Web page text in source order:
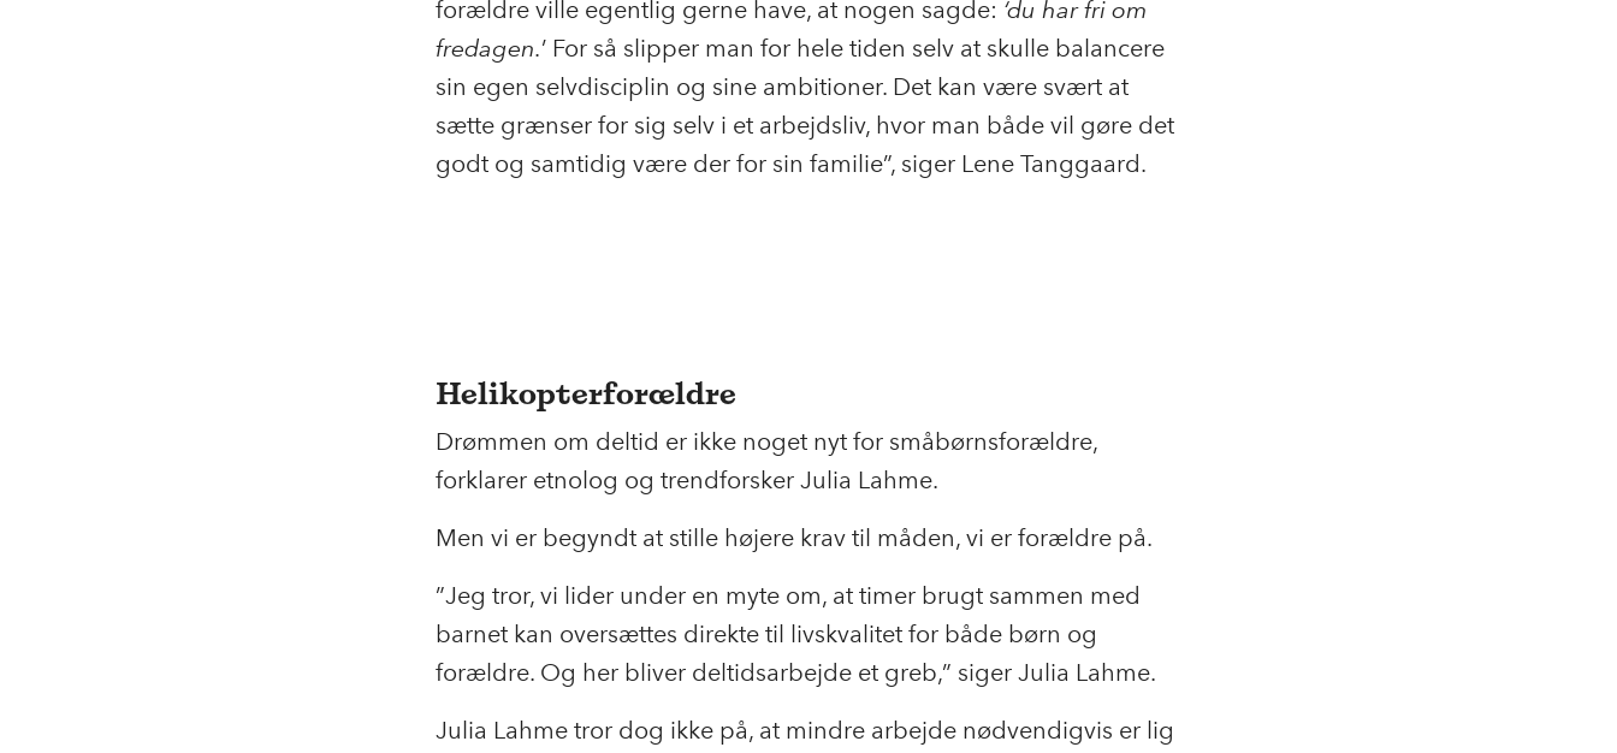
forældre ville egentlig gerne have, at nogen sagde: ‘du har fri om
fredagen.’ For så slipper man for hele tiden selv at skulle balancere
sin egen selvdisciplin og sine ambitioner. Det kan være svært at
sætte grænser for sig selv i et arbejdsliv, hvor man både vil gøre det
godt og samtidig være der for sin familie”, siger Lene Tanggaard.
Helikopterforældre
Drømmen om deltid er ikke noget nyt for småbørnsforældre,
forklarer etnolog og trendforsker Julia Lahme.
Men vi er begyndt at stille højere krav til måden, vi er forældre på.
”Jeg tror, vi lider under en myte om, at timer brugt sammen med
barnet kan oversættes direkte til livskvalitet for både børn og
forældre. Og her bliver deltidsarbejde et greb,” siger Julia Lahme.
Julia Lahme tror dog ikke på, at mindre arbejde nødvendigvis er lig